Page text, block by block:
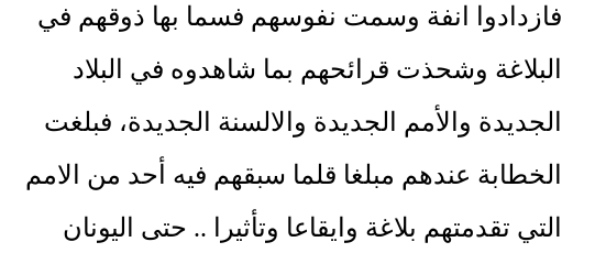
فازدادوا انفة وسمت نفوسهم فسما بها ذوقهم في
البلاغة وشحذت قرائحهم بما شاهدوه في البلاد
الجديدة والأمم الجديدة والالسنة الجديدة، فبلغت
الخطابة عندهم مبلغا قلما سبقهم فيه أحد من الامم
التي تقدمتهم بلاغة وايقاعا وتأثيرا .. حتى اليونان